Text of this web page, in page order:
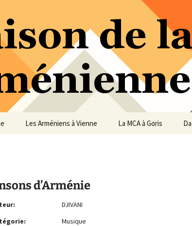
de Vienne
Les Arméniens à Vienne La MCA à Goris
d’Arménie
DJIVANI
Musique